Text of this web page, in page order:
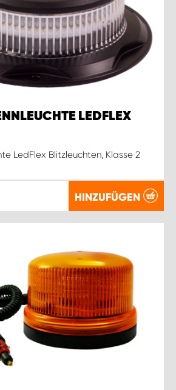
LEDFLEX
LedFlex Blitzleuchten, Klasse 2
HINZUFÜGEN